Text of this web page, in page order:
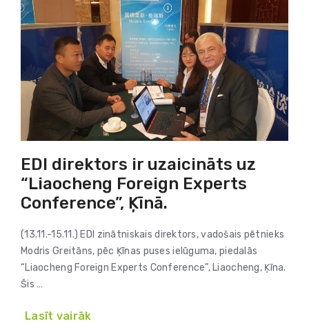
EDI direktors ir uzaicināts uz
“Liaocheng Foreign Experts
Conference”, Ķīnā.
(13.11.-15.11.) EDI zinātniskais direktors, vadošais pētnieks
Modris Greitāns, pēc Ķīnas puses ielūguma, piedalās
“Liaocheng Foreign Experts Conference”, Liaocheng, Ķīna.
Šis …
Lasīt vairāk